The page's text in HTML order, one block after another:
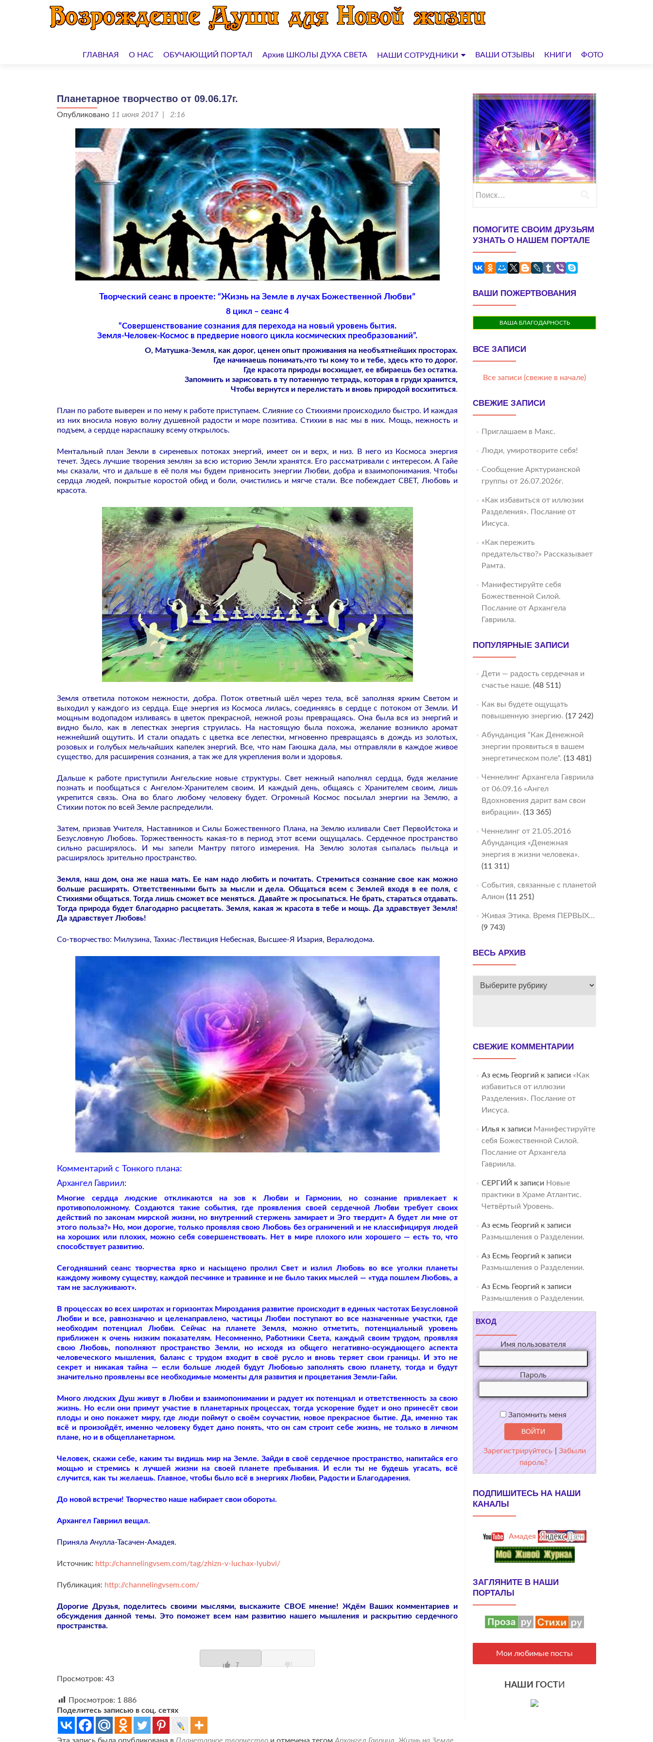
кГЛАВНАЯ О НАС ОБУЧАЮЩИЙ ПОРТАЛ Архив ШКОЛЫ ДУХА СВЕТА НАШИ СОТРУДНИКИ ВАШИ ОТЗЫВЫ КНИГИ ФОТО
Планетарное творчество от 09.06.17г.
Опубликовано 11 июня 2017 | 2:16
Творческий сеанс в проекте: “Жизнь на Земле в лучах Божественной Любви”
8 цикл – сеанс 4
“Совершенствование сознания для перехода на новый уровень бытия.
Земля-Человек-Космос в предверие нового цикла космических преобразований”.
О, Матушка-Земля, как дорог, ценен опыт проживания на необъятнейших просторах.
Где начинаешь понимать,что ты кому то и тебе, здесь кто то дорог.
Где красота природы восхищает, ее вбираешь без остатка.
Запомнить и зарисовать в ту потаенную тетрадь, которая в груди хранится,
Чтобы вернутся и перелистать и вновь природой восхититься.
План по работе выверен и по нему к работе приступаем. Слияние со Стихиями происходило быстро. И каждая
из них вносила новую волну душевной радости и море позитива. Стихии в нас мы в них. Мощь, нежность и
подъем, а сердце нараспашку всему открылось.
Ментальный план Земли в сиреневых потоках энергий, имеет он и верх, и низ. В него из Космоса энергия
течет. Здесь лучшие творения землян за всю историю Земли хранятся. Его рассматривали с интересом.А Гайе
мы сказали, что и дальше в её поля мы будем привносить энергии Любви, добра и взаимопонимания. Чтобы
сердца людей, покрытые коростой обид и боли, очистились и мягче стали. Все побеждает СВЕТ, Любовь и
красота.
Земля ответила потоком нежности, добра. Поток ответный шёл через тела, всё заполняя ярким Светом и
выходил у каждого из сердца. Еще энергия из Космоса лилась, соединяясь в сердце с потоком от Земли. И
мощным водопадом изливаясь в цветок прекрасной, нежной розы превращаясь. Она была вся из энергий и
видно было, как в лепестках энергия струилась. На настоящую была похожа, желание возникло аромат
нежнейший ощутить. И стали опадать с цветка все лепестки, мгновенно превращаясь в дождь из золотых,
розовых и голубых мельчайших капелек энергий. Все, что нам Гаюшка дала, мы отправляли в каждое живое
существо, для расширения сознания, а так же для укрепления воли и здоровья.
Дальше к работе приступили Ангельские новые структуры. Свет нежный наполнял сердца, будя желание
познать и пообщаться с Ангелом-Хранителем своим. И каждый день, общаясь с Хранителем своим, лишь
укрепится связь. Она во благо любому человеку будет. Огромный Космос посылал энергии на Землю, а
Стихии поток по всей Земле распределили.
Затем, призвав Учителя, Наставников и Силы Божественного Плана, на Землю изливали Свет ПервоИстока и
Безусловную Любовь. Торжественность какая-то в период этот всеми ощущалась. Сердечное пространство
сильно расширялось. И мы запели Мантру пятого измерения. На Землю золотая сыпалась пыльца и
расширялось зрительно пространство.
Земля, наш дом, она же наша мать. Ее нам надо любить и почитать. Стремиться сознание свое как можно
больше расширять. Ответственными быть за мысли и дела. Общаться всем с Землей входя в ее поля, с
Стихиями общаться. Тогда лишь сможет все меняться. Давайте ж просыпаться. Не брать, стараться отдавать.
Тогда природа будет благодарно расцветать. Земля, какая ж красота в тебе и мощь. Да здравствует Земля!
Да здравствует Любовь!
Со-творчество: Милузина, Тахиас-Лествиция Небесная, Высшее-Я Изария, Вералюдома.
Комментарий с Тонкого плана:
Архангел Гавриил:
Многие сердца людские откликаются на зов к Любви и Гармонии, но сознание привлекает к
противоположному. Создаются такие события, где проявления своей сердечной Любви требует своих
действий по законам мирской жизни, но внутренний стержень замирает и Эго твердит» А будет ли мне от
этого польза?» Но, мои дорогие, только проявляя свою Любовь без ограничений и не классифицируя людей
на хороших или плохих, можно себя совершенствовать. Нет в мире плохого или хорошего — есть то, что
способствует развитию.
Сегодняшний сеанс творчества ярко и насыщено пролил Свет и излил Любовь во все уголки планеты
каждому живому существу, каждой песчинке и травинке и не было таких мыслей — «туда пошлем Любовь, а
там не заслуживают».
В процессах во всех широтах и горизонтах Мироздания развитие происходит в единых частотах Безусловной
Любви и все, равнозначно и целенаправлено, частицы Любви поступают во все назначенные участки, где
необходим потенциал Любви. Сейчас на планете Земля, можно отметить, потенциальный уровень
приближен к очень низким показателям. Несомненно, Работники Света, каждый своим трудом, проявляя
свою Любовь, пополняют пространство Земли, но исходя из общего негативно-осуждающего аспекта
человеческого мышления, баланс с трудом входит в своё русло и вновь теряет свои границы. И это не
секрет и никакая тайна — если больше людей будут Любовью заполнять свою планету, тогда и будут
значительно проявлены все необходимые моменты для развития и процветания Земли-Гайи.
Много людских Душ живут в Любви и взаимопонимании и радует их потенциал и ответственность за свою
жизнь. Но если они примут участие в планетарных процессах, тогда ускорение будет и оно принесёт свои
плоды и оно покажет миру, где люди поймут о своём соучастии, новое прекрасное бытие. Да, именно так
всё и произойдёт, именно человеку будет дано понять, что он сам строит себе жизнь, не только в личном
плане, но и в общепланетарном.
Человек, скажи себе, каким ты видишь мир на Земле. Зайди в своё сердечное пространство, напитайся его
мощью и стремись к лучшей жизни на своей планете пребывания. И если ты не будешь угасать, всё
случится, как ты желаешь. Главное, чтобы было всё в энергиях Любви, Радости и Благодарения.
До новой встречи! Творчество наше набирает свои обороты.
Архангел Гавриил вещал.
Приняла Ачулла-Тасачен-Амадея.
Источник: http://channelingvsem.com/tag/zhizn-v-luchax-lyubvi/
Публикация: http://channelingvsem.com/
Дорогие Друзья, поделитесь своими мыслями, выскажите СВОЕ мнение! Ждём Ваших комментариев и
обсуждения данной темы. Это поможет всем нам развитию нашего мышления и раскрытию сердечного
пространства.
7
Просмотров: 43
Просмотров: 1 886
Поделитесь записью в соц. сетях
ПОМОГИТЕ СВОИМ ДРУЗЬЯМ
УЗНАТЬ О НАШЕМ ПОРТАЛЕ
ВАШИ ПОЖЕРТВОВАНИЯ
ВАША БЛАГОДАРНОСТЬ
ВСЕ ЗАПИСИ
Все записи (свежие в начале)
СВЕЖИЕ ЗАПИСИ
Приглашаем в Макс.
Люди, умиротворите себя!
Сообщение Арктурианской
группы от 26.07.2026г.
«Как избавиться от иллюзии
Разделения». Послание от
Иисуса.
«Как пережить
предательство?» Рассказывает
Рамта.
Манифестируйте себя
Божественной Силой.
Послание от Архангела
Гавриила.
ПОПУЛЯРНЫЕ ЗАПИСИ
Дети — радость сердечная и
счастье наше. (48 511)
Как вы будете ощущать
повышенную энергию. (17 242)
Абунданция “Как Денежной
энергии проявиться в вашем
энергетическом поле“. (13 481)
Ченнелинг Архангела Гавриила
от 06.09.16 «Ангел
Вдохновения дарит вам свои
вибрации». (13 365)
Ченнелинг от 21.05.2016
Абунданция «Денежная
энергия в жизни человека».
(11 311)
События, связанные с планетой
Алион (11 251)
Живая Этика. Время ПЕРВЫХ…
(9 743)
ВЕСЬ АРХИВ
ВЕСЬ
СВЕЖИЕ КОММЕНТАРИИ
Аз есмь Георгий к записи «Как
избавиться от иллюзии
Разделения». Послание от
Иисуса.
Илья к записи Манифестируйте
себя Божественной Силой.
Послание от Архангела
Гавриила.
СЕРГИЙ к записи Новые
практики в Храме Атлантис.
Четвёртый Уровень.
Аз есмь Георгий к записи
Размышления о Разделении.
Аз Есмь Георгий к записи
Размышления о Разделении.
Аз Есмь Георгий к записи
Размышления о Разделении.
ВХОД
Имя пользователя
Пароль
Запомнить меня
Зарегистрируйтесь | Забыли
пароль?
ПОДПИШИТЕСЬ НА НАШИ
КАНАЛЫ
Амадея
ЗАГЛЯНИТЕ В НАШИ
ПОРТАЛЫ
Мои любимые посты
НАШИ ГОСТИ